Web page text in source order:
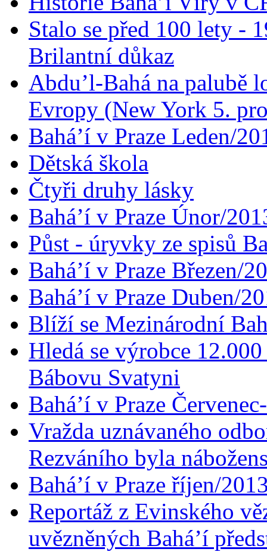
Stalo se před 100 lety -
Brilantní důkaz
Abdu’l-Bahá na palubě
Evropy (New York 5.
Bahá’í v Praze Leden/
Dětská škola
Čtyři druhy lásky
Bahá’í v Praze Únor/
Půst - úryvky ze spisů
Bahá’í v Praze Březen/
Bahá’í v Praze Duben/
Blíží se Mezinárodní
Hledá se výrobce
Bábovu Svatyni
Bahá’í v Praze
Vražda uznávaného
Rezváního byla
Bahá’í v Praze říjen/
Reportáž z Evinského
uvězněných Bahá’í